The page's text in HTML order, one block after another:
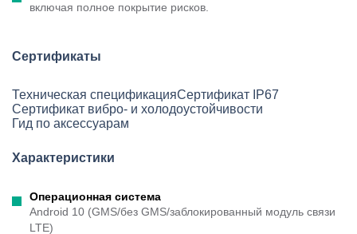
включая полное покрытие рисков.
Сертификаты
Техническая спецификацияСертификат IP67
Сертификат вибро- и холодоустойчивости
Гид по аксессуарам
Характеристики
Операционная система
Android 10 (GMS/без GMS/заблокированный модуль связи
LTE)